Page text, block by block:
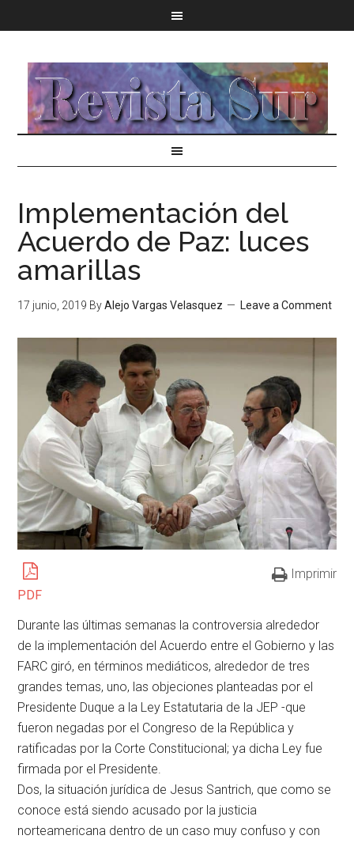
Implementación del
Acuerdo de Paz: luces
amarillas
17 junio, 2019 ByAlejo Vargas Velasquez Leave a Comment
PDF
Imprimir
Durante las últimas semanas la controversia alrededor
de la implementación del Acuerdo entre el Gobierno y las
FARC giró, en términos mediáticos, alrededor de tres
grandes temas, uno, las objeciones planteadas por el
Presidente Duque a la Ley Estatutaria de la JEP -que
fueron negadas por el Congreso de la República y
ratificadas por la Corte Constitucional; ya dicha Ley fue
firmada por el Presidente.
Dos, la situación jurídica de Jesus Santrich, que como se
conoce está siendo acusado por la justicia
norteamericana dentro de un caso muy confuso y con